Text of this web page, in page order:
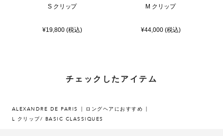
S クリップ
¥19,800 (税込)
M クリップ
¥44,000 (税込)
チェックしたアイテム
ALEXANDRE DE PARIS
ロングヘアにおすすめ
L クリップ/ BASIC CLASSIQUES